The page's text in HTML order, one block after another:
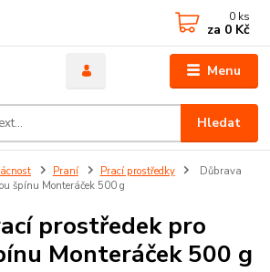
Menu
Hledat
0 ks
za 0 Kč
Praní Prací prostředky
Důbrava
špínu Monteráček 500 g
prostředek pro
Monteráček 500 g